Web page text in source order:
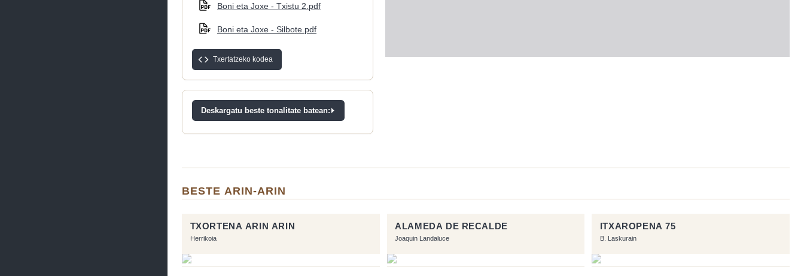
Boni eta Joxe - Txistu 2.pdf
Boni eta Joxe - Silbote.pdf
Txertatzeko kodea
Deskargatu beste tonalitate batean:
BESTE ARIN-ARIN
TXORTENA ARIN ARIN
Herrikoia
ALAMEDA DE RECALDE
Joaquin Landaluce
ITXAROPENA 75
B. Laskurain